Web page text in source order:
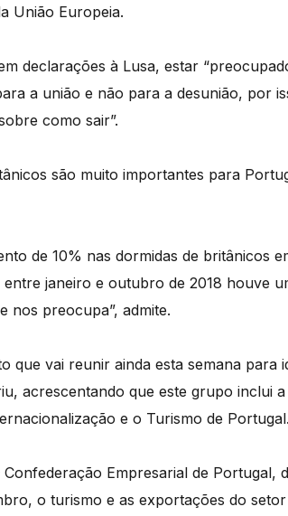
União Europeia.
declarações à Lusa, estar
a união e não para a desunião, por
como sair”.
são muito importantes para
de 10% nas dormidas de britânicos
janeiro e outubro de 2018 houve
nos preocupa”, admite.
que vai reunir ainda esta semana para
acrescentando que este grupo inclui
e o Turismo de Portugal.
Empresarial de Portugal,
o turismo e as exportações do